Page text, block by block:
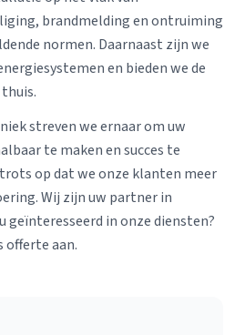
brandmelding en ontruiming
normen. Daarnaast zijn we
en bieden we de
streven we ernaar om uw
te maken en succes te
op dat we onze klanten meer
Wij zijn uw partner in
in onze diensten?
offerte aan.